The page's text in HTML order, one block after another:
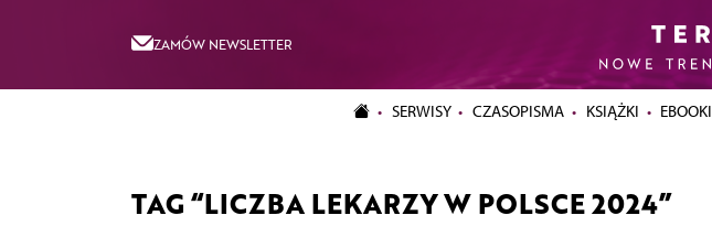
ZAMÓW NEWSLETTER
SERWISY CZASOPISMA KSIĄŻKI EBOOKI
TAG “LICZBA LEKARZY W POLSCE 2024”